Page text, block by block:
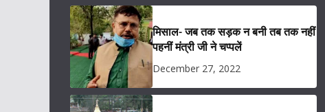
मिसाल- जब तक सड़क न बनी तब तक नहीं
पहनीं मंत्री जी ने चप्पलें
December 27, 2022